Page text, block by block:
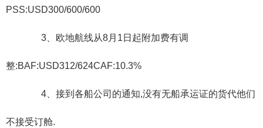
PSS:USD300/600/600
3、欧地航线从8月1日起附加费有调
整:BAF:USD312/624CAF:10.3%
4、接到各船公司的通知,没有无船承运证的货代他们
不接受订舱.